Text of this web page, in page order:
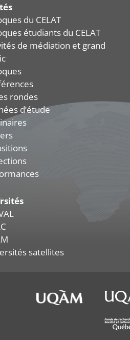
du CELAT
étudiants du CELAT
de médiation et grand
rondes
d’étude
satellites